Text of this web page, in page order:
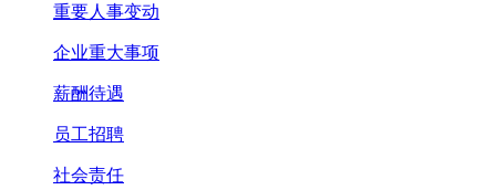
重要人事变动
企业重大事项
薪酬待遇
员工招聘
社会责任